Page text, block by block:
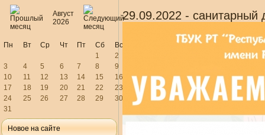
Август
2026
Пн Вт Ср Чт Пт Сб
Вс
1
2
3
4 5 6 7 8
9
10
11 12 13 14 15
16
17
18 19 20 21 22
23
24
25 26 27 28 29
30
31
Новое на сайте
29.09.2022 - санитарный